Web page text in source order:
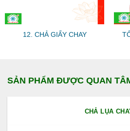
12. CHẢ GIẤY CHAY
SẢN PHẨM ĐƯỢC QUAN
CHẢ LỤA